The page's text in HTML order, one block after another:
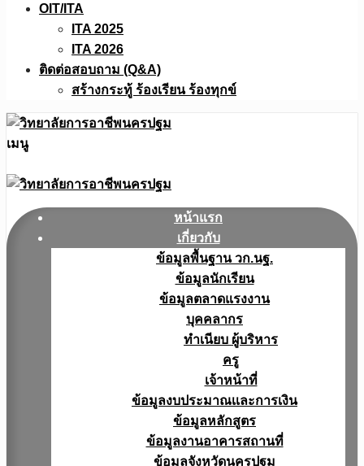
OIT/ITA
ITA 2025
ITA 2026
ติดต่อสอบถาม (Q&A)
สร้างกระทู้ ร้องเรียน ร้องทุกข์
เมนู
หน้าแรก
เกี่ยวกับ
ข้อมูลพื้นฐาน วก.นฐ.
ข้อมูลนักเรียน
ข้อมูลตลาดแรงงาน
บุคคลากร
ทำเนียบ ผู้บริหาร
ครู
เจ้าหน้าที่
ข้อมูลงบประมาณเเละการเงิน
ข้อมูลหลักสูตร
ข้อมูลงานอาคารสถานที่
ข้อมูลจังหวัดนครปฐม